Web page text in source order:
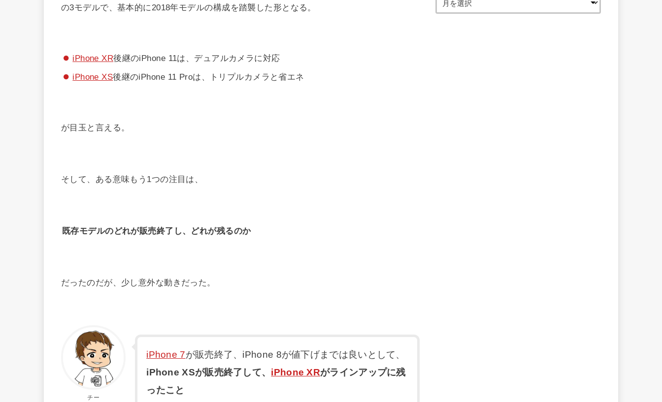
の3モデルで、基本的に2018年モデルの構成を踏襲した形となる。
iPhone XR後継のiPhone 11は、デュアルカメラに対応
iPhone XS後継のiPhone 11 Proは、トリプルカメラと省エネ
が目玉と言える。
そして、ある意味もう1つの注目は、
既存モデルのどれが販売終了し、どれが残るのか
だったのだが、少し意外な動きだった。
チー
iPhone 7が販売終了、iPhone 8が値下げまでは良いとして、
iPhone XSが販売終了して、 iPhone XRがラインアップに残
ったこと